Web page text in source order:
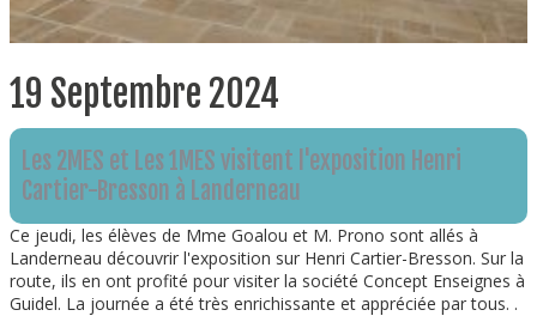
19 Septembre 2024
Les 2MES et Les 1MES visitent l'exposition Henri
Cartier-Bresson à Landerneau
Ce jeudi, les élèves de Mme Goalou et M. Prono sont allés à
Landerneau découvrir l'exposition sur Henri Cartier-Bresson. Sur la
route, ils en ont profité pour visiter la société Concept Enseignes à
Guidel. La journée a été très enrichissante et appréciée par tous. .